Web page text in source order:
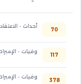
70
أحداث -
117
وفيات -
378
وفيات -